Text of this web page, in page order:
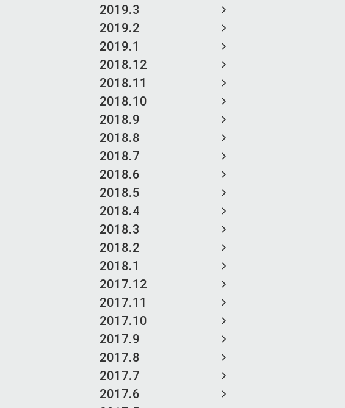
2019.3
2019.2
2019.1
2018.12
2018.11
2018.10
2018.9
2018.8
2018.7
2018.6
2018.5
2018.4
2018.3
2018.2
2018.1
2017.12
2017.11
2017.10
2017.9
2017.8
2017.7
2017.6